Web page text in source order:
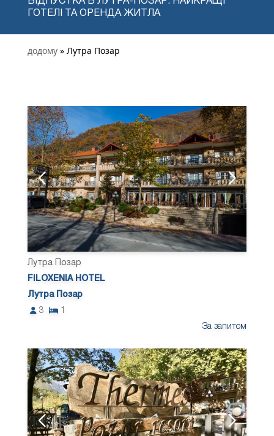
ГОТЕЛІ ТА ОРЕНДА ЖИТЛА
додому » Лутра Позар
Лутра Позар
FILOXENIA HOTEL
Лутра Позар
3
1
За запитом